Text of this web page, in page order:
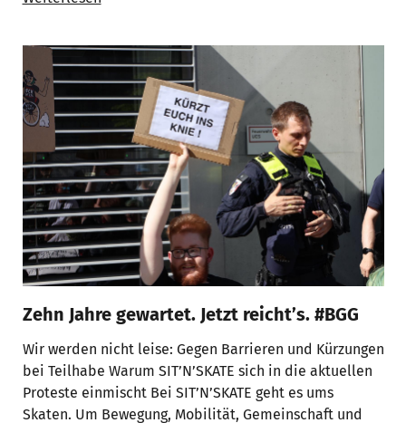
Zehn Jahre gewartet. Jetzt reicht’s. #BGG
Wir werden nicht leise: Gegen Barrieren und Kürzungen
bei Teilhabe Warum SIT’N’SKATE sich in die aktuellen
Proteste einmischt Bei SIT’N’SKATE geht es ums
Skaten. Um Bewegung, Mobilität, Gemeinschaft und